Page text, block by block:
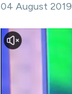
04 August
Jakarta, CNBC
atau Hari Raya
yang
bisnis hewan